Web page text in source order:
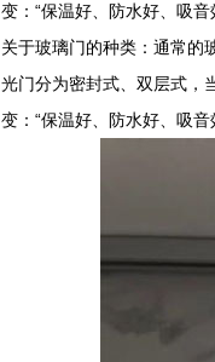
变：“保温好、防水好、吸
关于玻璃门的种类：通常的
光门分为密封式、双层式，
变：“保温好、防水好、吸